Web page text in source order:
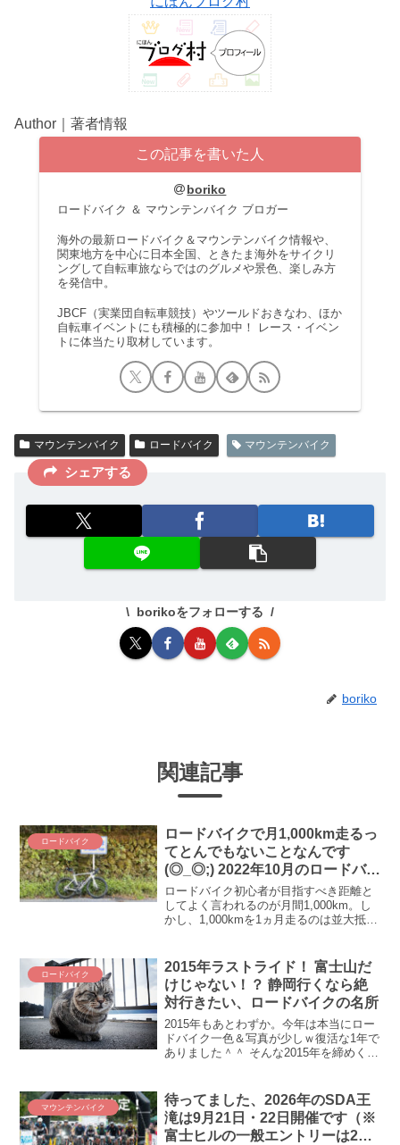
Author｜著者情報
この記事を書いた人
boriko
ロードバイク ＆ マウンテンバイク ブロガー
海外の最新ロードバイク＆マウンテンバイク情報や、
関東地方を中心に日本全国、ときたま海外をサイクリ
ングして自転車旅ならではのグルメや景色、楽しみ方
を発信中。
JBCF（実業団自転車競技）やツールドおきなわ、ほか
自転車イベントにも積極的に参加中！ レース・イベン
トに体当たり取材しています。
マウンテンバイク ロードバイク マウンテンバイク
シェアする
borikoをフォローする
boriko
関連記事
ロードバイク
ロードバイクで月1,000km走るっ
てとんでもないことなんです
(◎_◎;) 2022年10月のロードバイ
ク&MTB月間走行距離・時間
ロードバイク初心者が目指すべき距離と
してよく言われるのが月間1,000km。し
かし、1,000kmを1ヵ月走るのは並大抵の
ロードバイク歴だけは長い人間は一体1ヵ
月どれくらいの時間と距離をロードバイ
クに費やしているのか？ 2022年10月のロ
ードバイク・MTB月間走行距離・時間を
振り返ります。
ロードバイク
2015年ラストライド！ 富士山だ
けじゃない！？ 静岡行くなら絶
対行きたい、ロードバイクの名所
2015年もあとわずか。今年は本当にロー
ドバイク一色＆写真が少しｗ復活な1年で
ありました＾＾ そんな2015年を締めくく
ラストランは2015年を象徴するグループ
ライ...
マウンテンバイク
待ってました、2026年のSDA王
滝は9月21日・22日開催です（※
富士ヒルの一般エントリーは2月